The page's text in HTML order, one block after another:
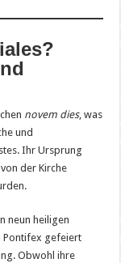
novem dies, was
und
Ihr Ursprung
der Kirche
neun heiligen
Pontifex gefeiert
Obwohl ihre